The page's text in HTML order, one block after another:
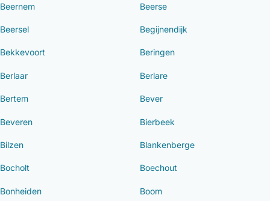
Beernem Beerse
Beersel Begijnendijk
Bekkevoort Beringen
Berlaar Berlare
Bertem Bever
Beveren Bierbeek
Bilzen Blankenberge
Bocholt Boechout
Bonheiden Boom